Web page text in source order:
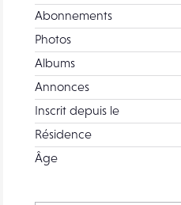
Abonnements
Photos
Albums
Annonces
Inscrit depuis le
Résidence
Âge